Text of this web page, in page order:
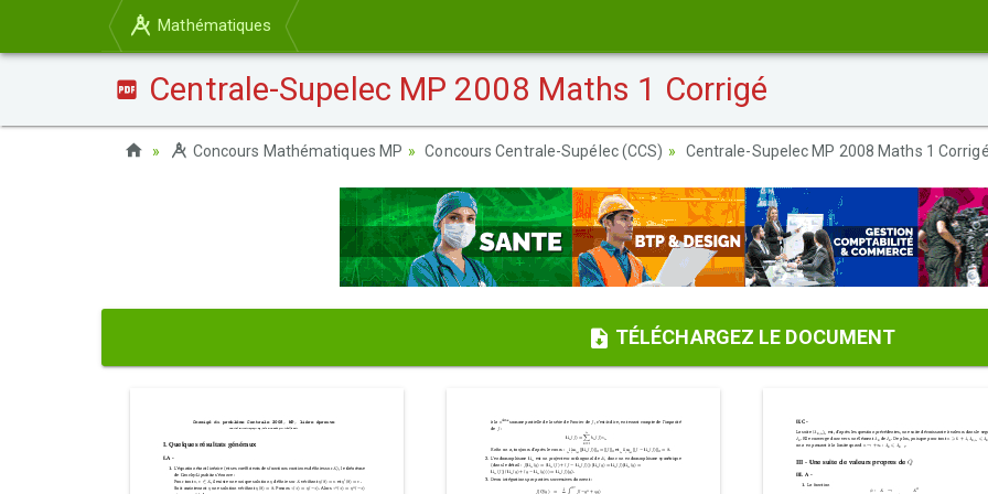
Mathématiques
Centrale-Supelec MP 2008 Maths 1 Corrigé
Concours Mathématiques MP Concours Centrale-Supélec (CCS) Centrale-Supelec MP 2008 Maths 1
TÉLÉCHARGEZ LE DOCUMENT